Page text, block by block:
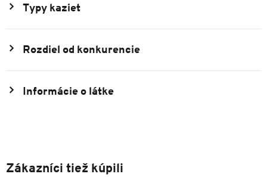
Typy kaziet
Rozdiel od konkurencie
Informácie o látke
Zákazníci tiež kúpili